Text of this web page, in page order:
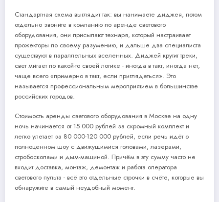
Стандартная схема выглядит так: вы нанимаете диджея, потом
отдельно звоните в компанию по аренде светового
оборудования, они присылают технаря, который настраивает
прожекторы по своему разумению, и дальше два специалиста
существуют в параллельных вселенных. Диджей крутит треки,
свет мигает по какой-то своей логике - иногда в такт, иногда нет,
чаще всего «примерно в такт, если приглядеться». Это
называется профессиональным мероприятием в большинстве
российских городов.
Стоимость аренды светового оборудования в Москве на одну
ночь начинается от 15 000 рублей за скромный комплект и
легко улетает за 80 000-120 000 рублей, если речь идёт о
полноценном шоу с движущимися головами, лазерами,
стробоскопами и дым-машиной. Причём в эту сумму часто не
входит доставка, монтаж, демонтаж и работа оператора
светового пульта - всё это отдельные строчки в счёте, которые вы
обнаружите в самый неудобный момент.